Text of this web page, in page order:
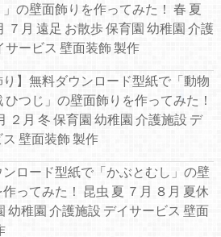
の壁面飾りを作ってみた！ 春 夏
７月 遠足 お散歩 保育園 幼稚園 介護
サービス 壁面装飾 製作
り】無料ダウンロード型紙で「動物
ひつじ」の壁面飾りを作ってみた！
２月 冬 保育園 幼稚園 介護施設 デ
壁面装飾 製作
ロード型紙で「かぶとむし」の壁
ってみた！ 昆虫 夏 ７月 ８月 夏休
幼稚園 介護施設 デイサービス 壁面